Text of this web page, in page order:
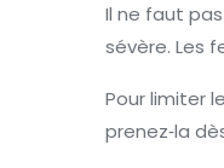
Il ne faut
sévère. Les
Pour limiter
prenez‑la